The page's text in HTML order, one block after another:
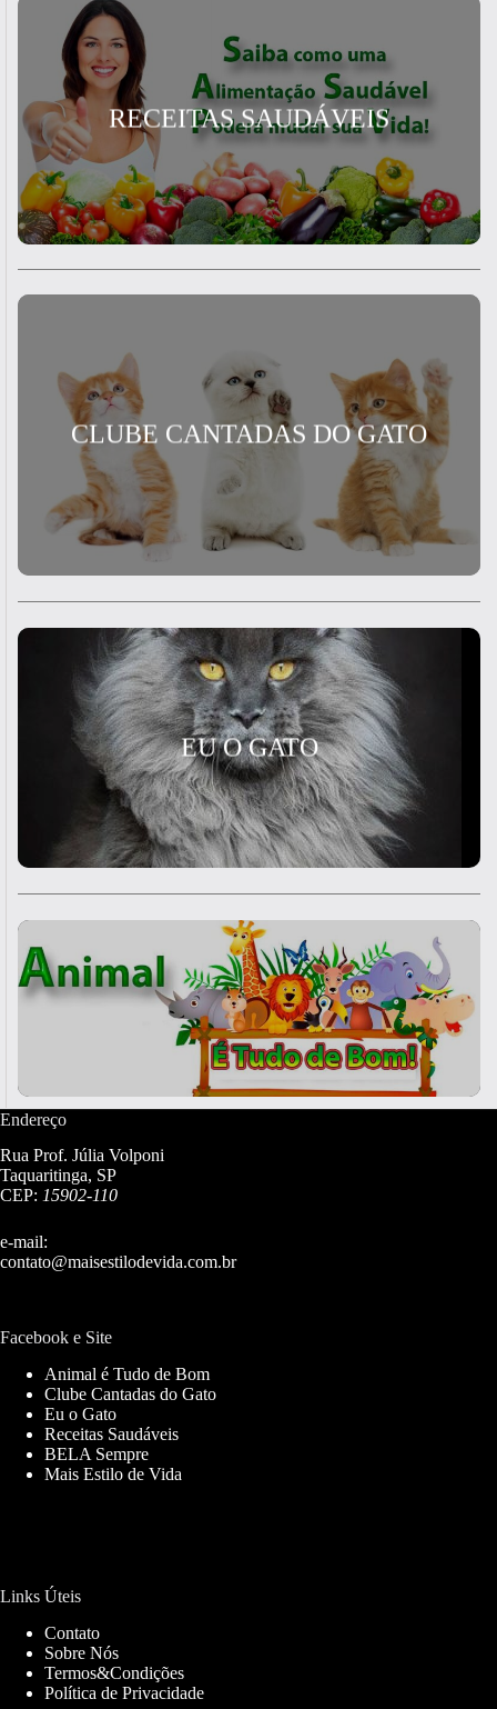
RECEITAS SAUDÁVEIS
CLUBE CANTADAS DO GATO
EU O GATO
Endereço
Rua Prof. Júlia Volponi
Taquaritinga, SP
CEP: 15902-110
e-mail:
contato@maisestilodevida.com.br
Facebook e Site
Animal é Tudo de Bom
Clube Cantadas do Gato
Eu o Gato
Receitas Saudáveis
BELA Sempre
Mais Estilo de Vida
Links Úteis
Contato
Sobre Nós
Termos&Condições
Política de Privacidade